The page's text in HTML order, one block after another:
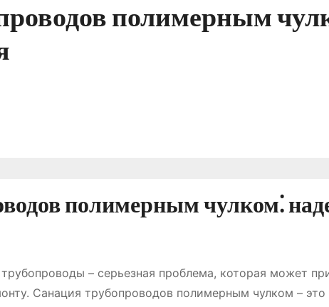
полимерным
полимерным чулком⁚
– серьезная проблема, которая может
Санация трубопроводов полимерным чулком –